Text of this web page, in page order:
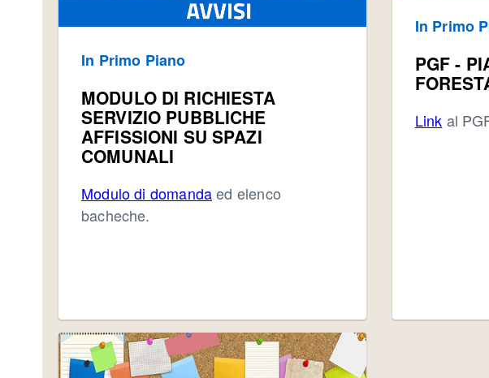
In Primo Piano
MODULO DI RICHIESTA
SERVIZIO PUBBLICHE
AFFISSIONI SU SPAZI
COMUNALI
Modulo di domandaed elenco
bacheche.
In Primo
PGF -
Link al